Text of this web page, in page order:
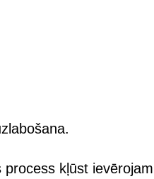
kļūst